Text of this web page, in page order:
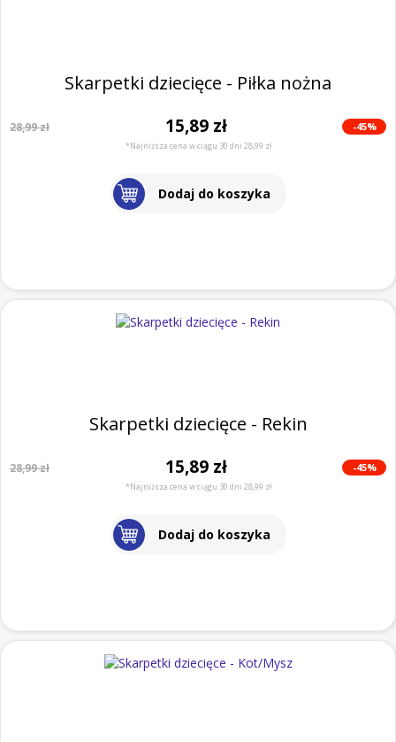
Skarpetki dziecięce - Piłka nożna
28,99 zł 15,89 zł -45%
*Najniższa cena w ciągu 30 dni 28,99 zł
Dodaj do koszyka
Skarpetki dziecięce - Rekin
28,99 zł 15,89 zł -45%
*Najniższa cena w ciągu 30 dni 28,99 zł
Dodaj do koszyka